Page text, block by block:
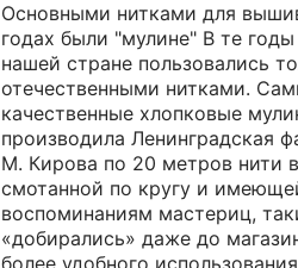
Основными нитками для
годах были "мулине" В те
нашей стране пользовались
отечественными нитками.
качественные хлопковые
производила Ленинградская
М. Кирова по 20 метров нити
смотанной по кругу и
воспоминаниям мастериц,
«добирались» даже до
более удобного